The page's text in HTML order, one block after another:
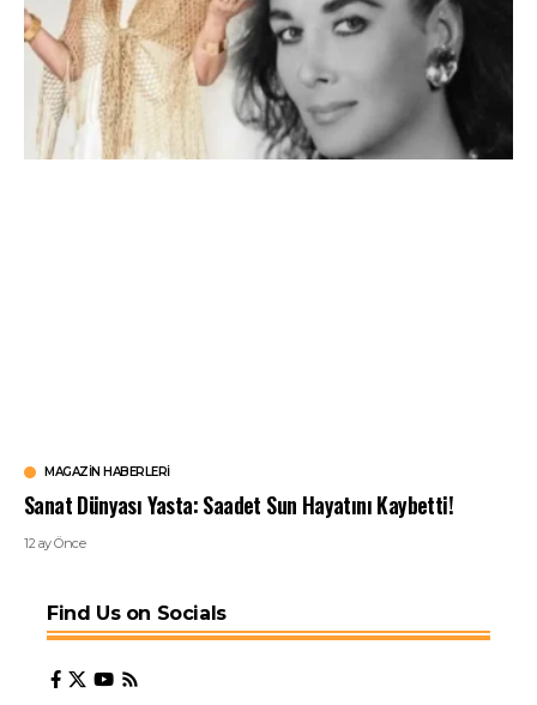
MAGAZIN HABERLERI
Sanat Dünyası Yasta: Saadet Sun Hayatını Kaybetti!
12 ay Önce
Find Us on Socials